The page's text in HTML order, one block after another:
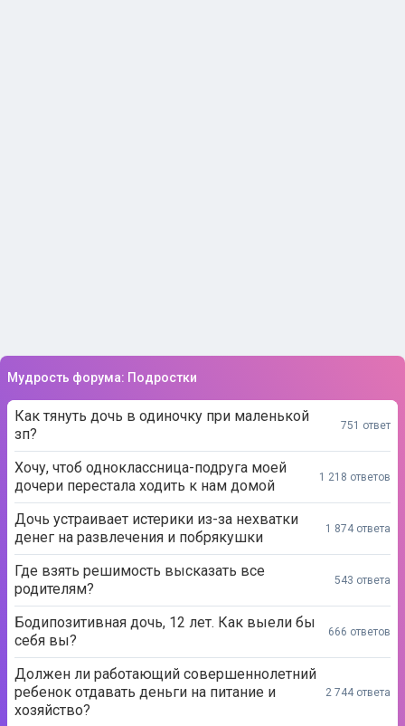
Мудрость форума: Подростки
Как тянуть дочь в одиночку при маленькой
зп?
751 ответ
Хочу, чтоб одноклассница-подруга моей
дочери перестала ходить к нам домой
1 218 ответов
Дочь устраивает истерики из-за нехватки
денег на развлечения и побрякушки
1 874 ответа
Где взять решимость высказать все
родителям?
543 ответа
Бодипозитивная дочь, 12 лет. Как выели бы
себя вы?
666 ответов
Должен ли работающий совершеннолетний
ребенок отдавать деньги на питание и
хозяйство?
2 744 ответа